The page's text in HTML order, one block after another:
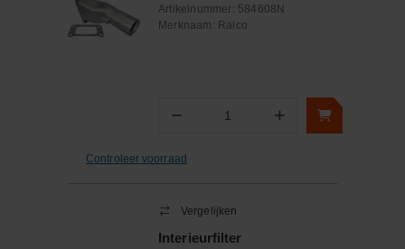
Artikelnummer: 584608N
Merknaam: Raico
− Aantal +
Controleer voorraad
Vergelijken
Interieurfilter